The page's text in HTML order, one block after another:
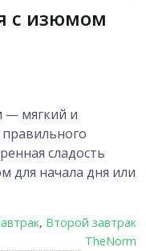
с изюмом
— мягкий и
сладость
для начала дня или
, Второй завтрак
TheNorm